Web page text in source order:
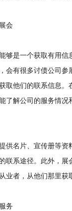
会
是一个获取有用信
会有很多讨债公司参
取他们的联系信息。
了解公司的服务情况
名片、宣传册等资
联系途径。此外，展
业者，从他们那里获
务